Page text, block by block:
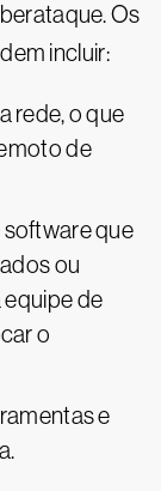
Os
incluir:
rede, o que
de
que
ou
equipe de
o
e